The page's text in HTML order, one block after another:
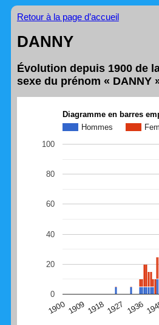
Retour à la page d’accueil
DANNY
Évolution depuis 1900 de
sexe du prénom « DANNY
Diagramme en barres
Hommes
1900 1909 1918 1927 1936
0
20
40
60
80
100
(Graphique Google Charts, non
navigateur Safari en ce moment)